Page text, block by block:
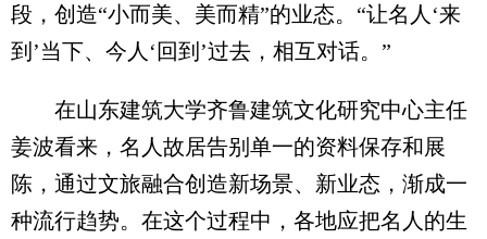
段，创造“小而美、美而精”的业态。“让名人‘来
到’当下、今人‘回到’过去，相互对话。”
在山东建筑大学齐鲁建筑文化研究中心主任
姜波看来，名人故居告别单一的资料保存和展
陈，通过文旅融合创造新场景、新业态，渐成一
种流行趋势。在这个过程中，各地应把名人的生